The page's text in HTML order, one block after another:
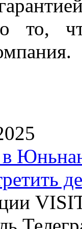
то,